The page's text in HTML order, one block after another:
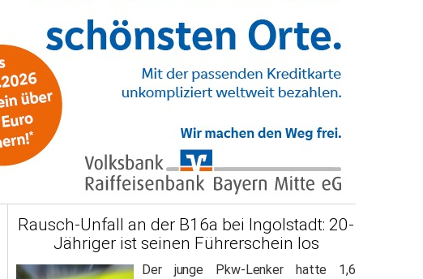
Rausch-Unfall an der B16a bei Ingolstadt: 20-
Jähriger ist seinen Führerschein los
Der junge Pkw-Lenker hatte 1,6